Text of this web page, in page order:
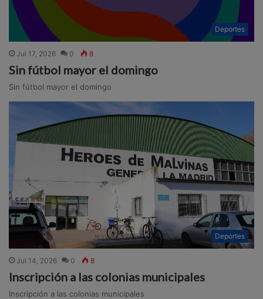
Deportes
Jul 17, 2026 0 8
Sin fútbol mayor el domingo
Sin fútbol mayor el domingo
Deportes
Jul 14, 2026 0 8
Inscripción a las colonias municipales
Inscripción a las colonias municipales